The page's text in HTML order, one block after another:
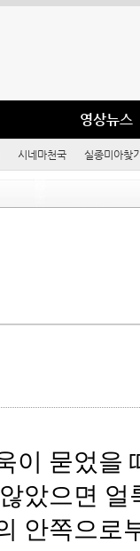
영상뉴스
시네마천국 실종미아찾
이 묻었을
았으면
안쪽으로